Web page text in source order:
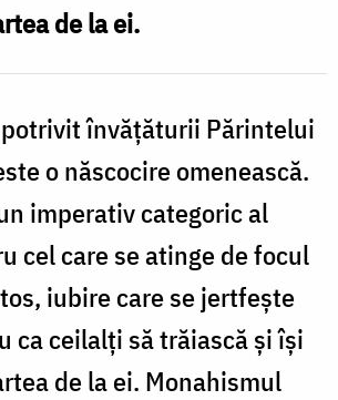
de la ei.
învățăturii Părintelui
o născocire omenească.
imperativ categoric al
cel care se atinge de focul
iubire care se jertfește
ca ceilalți să trăiască și își
de la ei. Monahismul